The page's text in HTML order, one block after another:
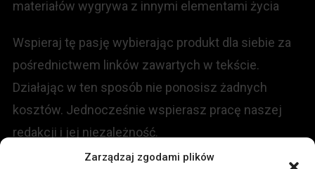
Zarządzaj zgodami plików
materiałów wygrywa z innymi elementami życia
Wspieraj tę pasję wybierając produkt dla siebie za
pośrednictwem linków zawartych w tekście.
Działając w ten sposób nie ponosisz żadnych
kosztów. Jednocześnie wspierasz pracę naszej
redakcji i jej niezależność.